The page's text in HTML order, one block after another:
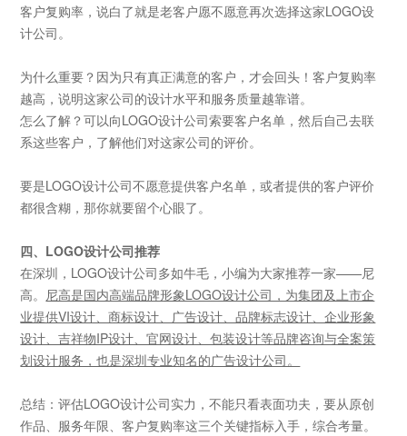
客户复购率，说白了就是老客户愿不愿意再次选择这家LOGO设
计公司。
为什么重要？因为只有真正满意的客户，才会回头！客户复购率
越高，说明这家公司的设计水平和服务质量越靠谱。
怎么了解？可以向LOGO设计公司索要客户名单，然后自己去联
系这些客户，了解他们对这家公司的评价。
要是LOGO设计公司不愿意提供客户名单，或者提供的客户评价
都很含糊，那你就要留个心眼了。
四、LOGO设计公司推荐
在深圳， LOGO设计公司多如牛毛，小编为大家推荐一家——尼
高。 尼高是国内高端品牌形象LOGO设计公司，为集团及上市企
业提供VI设计、商标设计、广告设计、品牌标志设计、企业形象
设计、吉祥物IP设计、官网设计、包装设计等品牌咨询与全案策
划设计服务，也是深圳专业知名的广告设计公司。
总结：评估LOGO设计公司实力，不能只看表面功夫，要从原创
作品、服务年限、客户复购率这三个关键指标入手，综合考量。